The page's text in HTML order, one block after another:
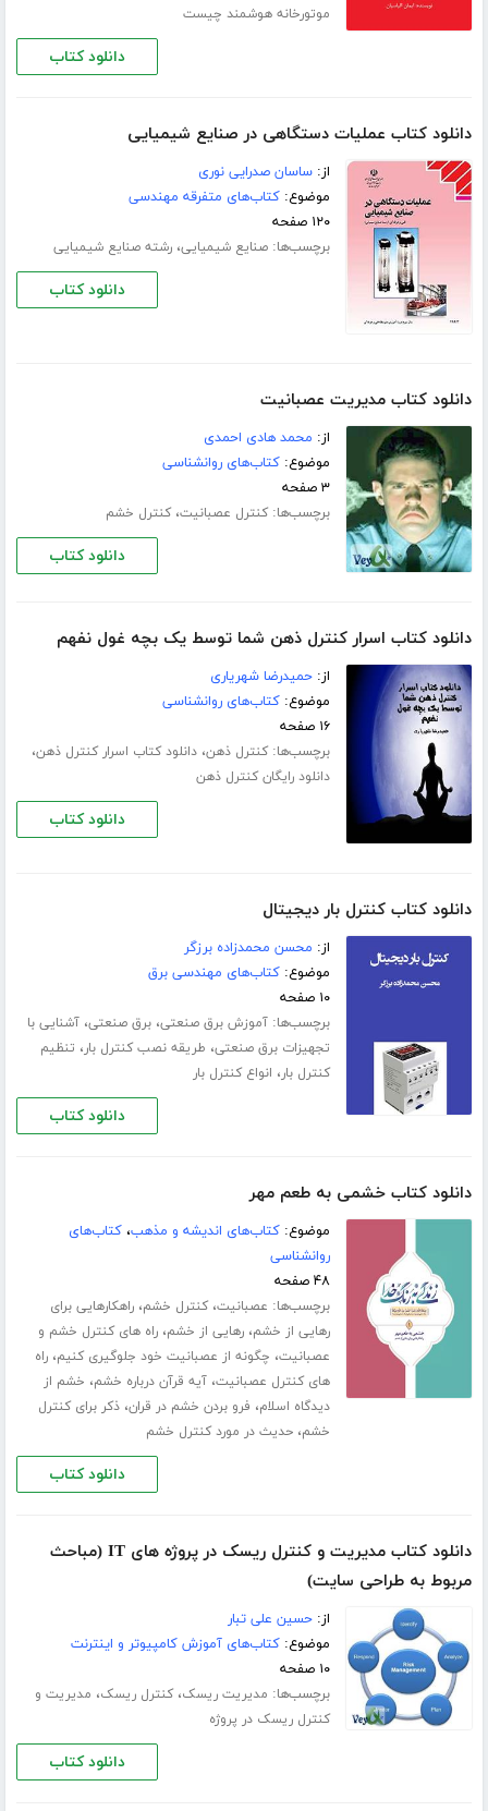
موتورخانه هوشمند چیست
دانلود کتاب
دانلود کتاب عملیات دستگاهی در صنایع شیمیایی
از:ساسان صدرایی نوری
موضوع:کتاب‌های متفرقه مهندسی
۱۲۰ صفحه
برچسب‌ها:صنایع شیمیایی،رشته صنایع شیمیایی
دانلود کتاب
دانلود کتاب مدیریت عصبانیت
از: محمد هادی احمدی
موضوع:کتاب‌های روانشناسی
۳ صفحه
برچسب‌ها:کنترل عصبانیت،کنترل خشم
دانلود کتاب
دانلود کتاب اسرار کنترل ذهن شما توسط یک بچه غول نفهم
از:حمیدرضا شهریاری
موضوع:کتاب‌های روانشناسی
۱۶ صفحه
برچسب‌ها:کنترل ذهن،دانلود کتاب اسرار کنترل ذهن،
دانلود رایگان کنترل ذهن
دانلود کتاب
دانلود کتاب کنترل بار دیجیتال
از: محسن محمدزاده برزگر
موضوع:کتاب‌های مهندسی برق
۱۰ صفحه
برچسب‌ها:آموزش برق صنعتی،برق صنعتی،آشنایی با
تجهیزات برق صنعتی، طریقه نصب کنترل بار، تنظیم
کنترل بار، انواع کنترل بار
دانلود کتاب
دانلود کتاب خشمی به طعم مهر
موضوع:کتاب‌های اندیشه و مذهب،کتاب‌های
روانشناسی
۴۸ صفحه
برچسب‌ها: عصبانیت،کنترل خشم،راهکارهایی برای
رهایی از خشم،رهایی از خشم،راه های کنترل خشم و
عصبانیت، چگونه از عصبانیت خود جلوگیری کنیم،راه
های کنترل عصبانیت،آیه قرآن درباره خشم، خشم از
دیدگاه اسلام، فرو بردن خشم در قران،ذکر برای کنترل
خشم،حدیث در مورد کنترل خشم
دانلود کتاب
دانلود کتاب مدیریت و کنترل ریسک در پروژه های IT (مباحث
مربوط به طراحی سایت)
از:حسین علی تبار
موضوع:کتاب‌های آموزش کامپیوتر و اینترنت
۱۰ صفحه
برچسب‌ها: مدیریت ریسک،کنترل ریسک، مدیریت و
کنترل ریسک در پروژه
دانلود کتاب